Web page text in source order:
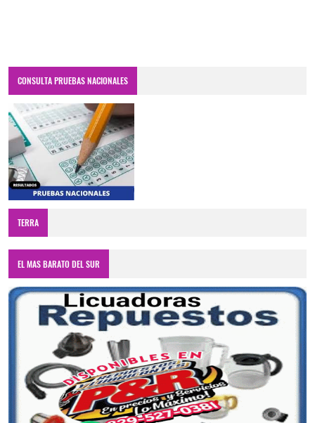
CONSULTA PRUEBAS NACIONALES
TERRA
EL MAS BARATO DEL SUR